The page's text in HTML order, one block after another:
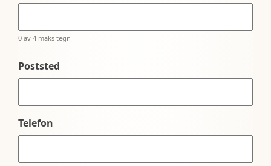
0 av 4 maks tegn
Poststed
Telefon